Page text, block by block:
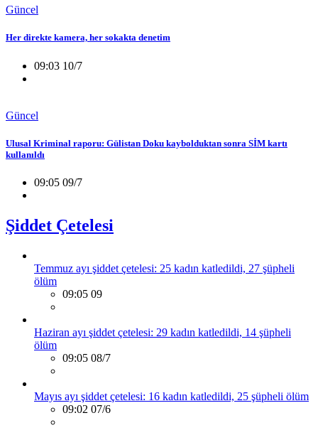
Güncel
Her direkte kamera, her sokakta denetim
09:03 10/7
Güncel
Ulusal Kriminal raporu: Gülistan Doku kaybolduktan sonra SİM kartı
kullanıldı
09:05 09/7
Şiddet Çetelesi
Temmuz ayı şiddet çetelesi: 25 kadın katledildi, 27 şüpheli
ölüm
09:05 09
Haziran ayı şiddet çetelesi: 29 kadın katledildi, 14 şüpheli
ölüm
09:05 08/7
Mayıs ayı şiddet çetelesi: 16 kadın katledildi, 25 şüpheli ölüm
09:02 07/6